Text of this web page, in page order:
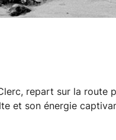
repart sur la route
et son énergie